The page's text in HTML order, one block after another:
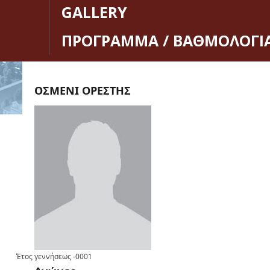
GALLERY
ΠΡΟΓΡΑΜΜΑ /
ΟΣΜΕΝΙ ΟΡΕΣΤΗΣ
Έτος γεννήσεως-0001